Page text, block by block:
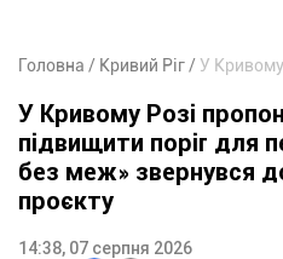
Головна Кривий Ріг
У Кривому Розі
підвищити поріг для
без меж» звернувся
проєкту
14:38, 07 серпня 2026